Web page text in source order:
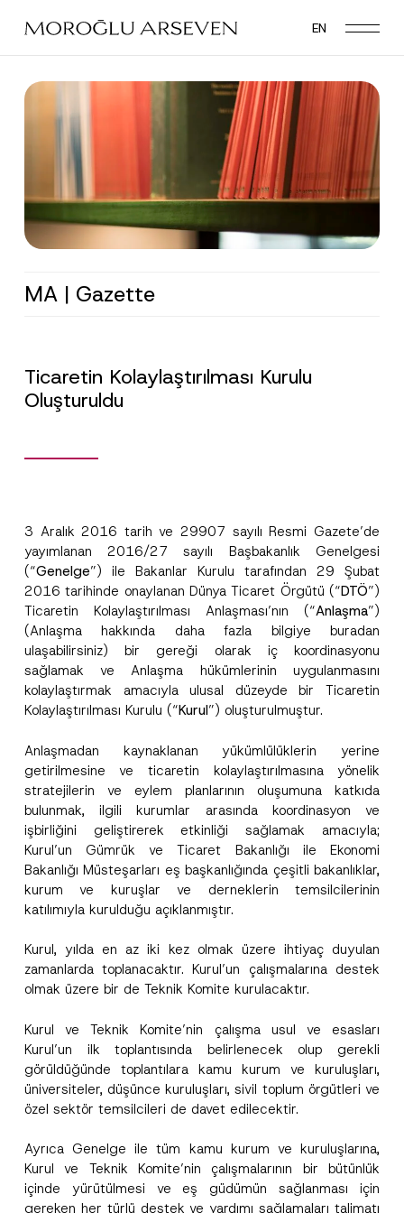
main
EN
MA | Gazette
Ticaretin Kolaylaştırılması Kurulu
Oluşturuldu
3 Aralık 2016 tarih ve 29907 sayılı Resmi Gazete’de
yayımlanan 2016/27 sayılı Başbakanlık Genelgesi
(“Genelge”) ile Bakanlar Kurulu tarafından 29 Şubat
2016 tarihinde onaylanan Dünya Ticaret Örgütü (“DTÖ”)
Ticaretin Kolaylaştırılması Anlaşması’nın (“Anlaşma”)
(Anlaşma hakkında daha fazla bilgiye buradan
ulaşabilirsiniz) bir gereği olarak iç koordinasyonu
sağlamak ve Anlaşma hükümlerinin uygulanmasını
kolaylaştırmak amacıyla ulusal düzeyde bir Ticaretin
Kolaylaştırılması Kurulu (“Kurul”) oluşturulmuştur.
Anlaşmadan kaynaklanan yükümlülüklerin yerine
getirilmesine ve ticaretin kolaylaştırılmasına yönelik
stratejilerin ve eylem planlarının oluşumuna katkıda
bulunmak, ilgili kurumlar arasında koordinasyon ve
işbirliğini geliştirerek etkinliği sağlamak amacıyla;
Kurul’un Gümrük ve Ticaret Bakanlığı ile Ekonomi
Bakanlığı Müsteşarları eş başkanlığında çeşitli bakanlıklar,
kurum ve kuruşlar ve derneklerin temsilcilerinin
katılımıyla kurulduğu açıklanmıştır.
Kurul, yılda en az iki kez olmak üzere ihtiyaç duyulan
zamanlarda toplanacaktır. Kurul’un çalışmalarına destek
olmak üzere bir de Teknik Komite kurulacaktır.
Kurul ve Teknik Komite’nin çalışma usul ve esasları
Kurul’un ilk toplantısında belirlenecek olup gerekli
görüldüğünde toplantılara kamu kurum ve kuruluşları,
üniversiteler, düşünce kuruluşları, sivil toplum örgütleri ve
özel sektör temsilcileri de davet edilecektir.
Ayrıca Genelge ile tüm kamu kurum ve kuruluşlarına,
Kurul ve Teknik Komite’nin çalışmalarının bir bütünlük
içinde yürütülmesi ve eş güdümün sağlanması için
gereken her türlü destek ve yardımı sağlamaları talimatı
d
e
s
P
o
z
s
n
*
Soyad
Firma
Pozisyon
E-Posta Adresi*
Konu*
Bu iletişim formu aracılığıyla sağlanan kişisel